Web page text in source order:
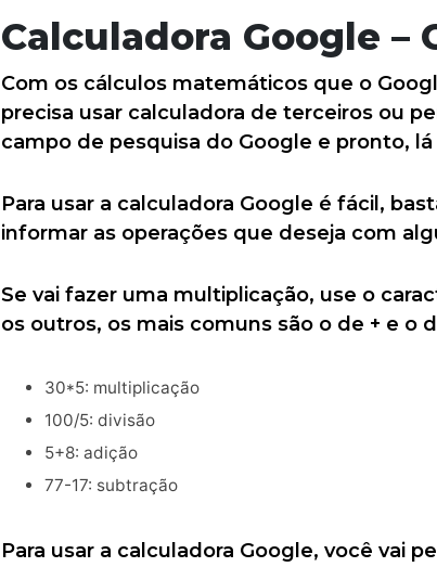
Calculadora Google –
Com os cálculos matemáticos que o
precisa usar calculadora de terceiros ou
campo de pesquisa do Google e pronto,
Para usar a calculadora Google é fácil,
informar as operações que deseja com
Se vai fazer uma multiplicação, use o
os outros, os mais comuns são o de + e o
30*5: multiplicação
100/5: divisão
5+8: adição
77-17: subtração
Para usar a calculadora Google, você vai